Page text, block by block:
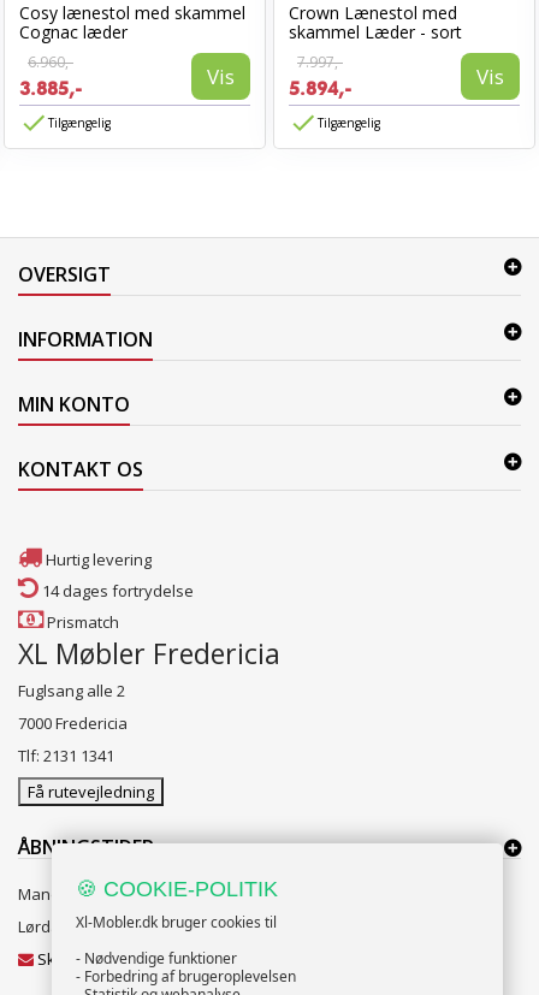
Cosy lænestol med skammel
Cognac læder
6.960,-
3.885,- Vis
Tilgængelig
Crown Lænestol med
skammel Læder - sort
7.997,-
5.894,- Vis
Tilgængelig
OVERSIGT
INFORMATION
MIN KONTO
KONTAKT OS
Hurtig levering
14 dages fortrydelse
Prismatch
XL Møbler Fredericia
Fuglsang alle 2
7000 Fredericia
Tlf: 2131 1341
Få rutevejledning
ÅBNINGSTIDER:
Mandag til Fredag 10:00 til 18:00
Lørdag og Søndag 10:00 til 16:00
Skriv til vores kundeservice
🍪 COOKIE-POLITIK
Xl-Mobler.dk bruger cookies til
- Nødvendige funktioner
- Forbedring af brugeroplevelsen